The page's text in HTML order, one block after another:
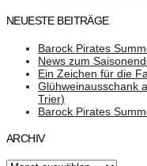
NEUESTE BEITRÄGE
Barock Pirates
News zum
Ein Zeichen für die
Glühweinausschank
Trier)
Barock Pirates
ARCHIV